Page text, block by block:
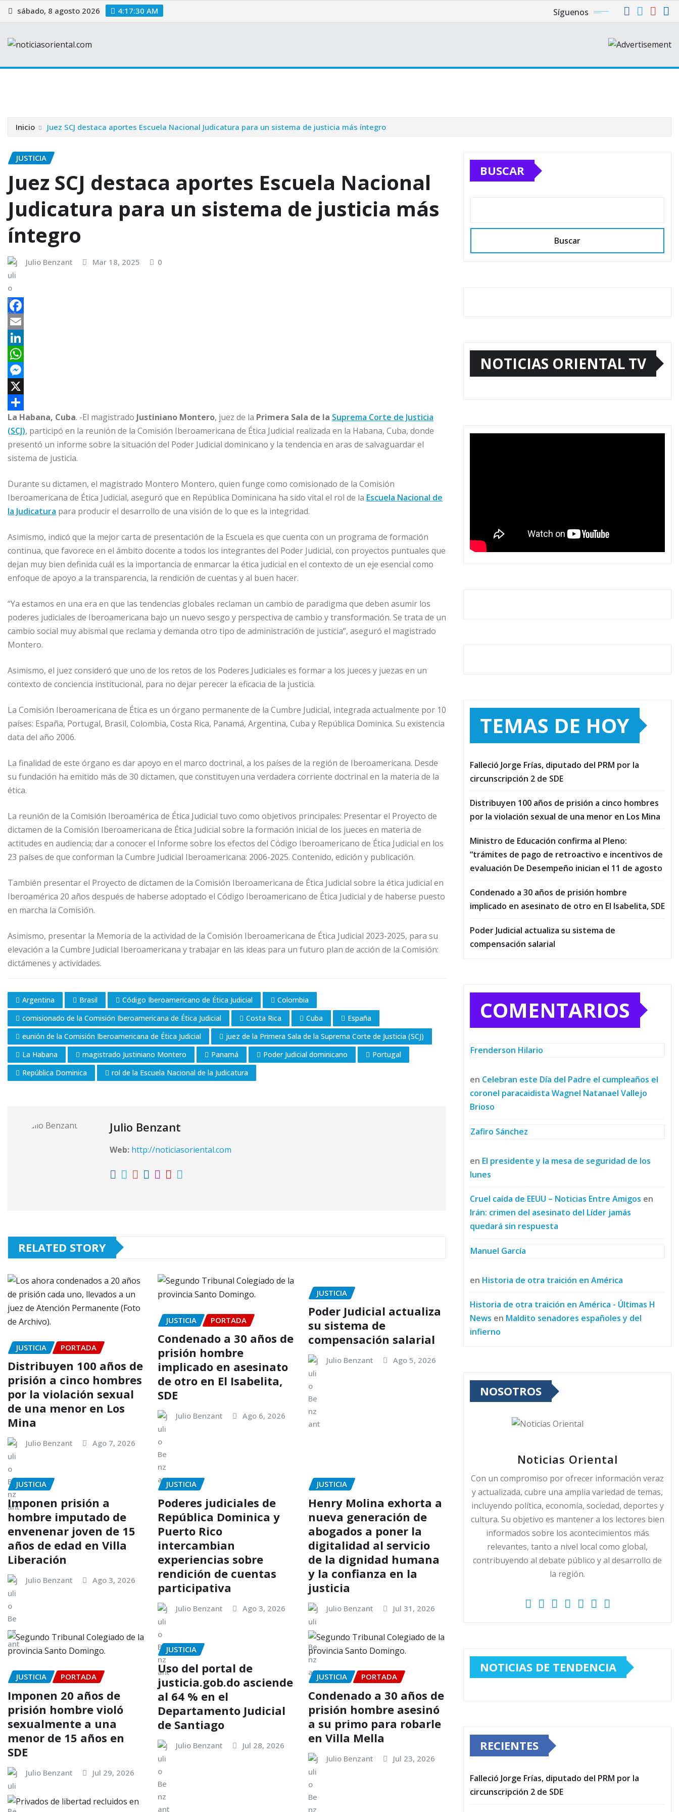
Saltar
al
sábado, 8 agosto 2026 4:17:31 AM Síguenos
Inicio Juez SCJ destaca aportes Escuela Nacional Judicatura para un sistema de justicia más íntegro
JUSTICIA
Juez SCJ destaca aportes Escuela Nacional
Judicatura para un sistema de justicia más
íntegro
Julio Benzant Mar 18, 2025 0
F
a
c
e
b
o
o
k
E
m
a
L
n
k
e
d
I
W
h
a
t
s
A
p
M
e
s
s
e
g
e
r
X
C
o
m
a
r
t
r
La Habana, Cuba. -El magistrado Justiniano Montero, juez de la Primera Sala de la Suprema Corte de Justicia
(SCJ), participó en la reunión de la Comisión Iberoamericana de Ética Judicial realizada en la Habana, Cuba, donde
presentó un informe sobre la situación del Poder Judicial dominicano y la tendencia en aras de salvaguardar el
sistema de justicia.
Durante su dictamen, el magistrado Montero Montero, quien funge como comisionado de la Comisión
Iberoamericana de Ética Judicial, aseguró que en República Dominicana ha sido vital el rol de la Escuela Nacional de
la Judicatura para producir el desarrollo de una visión de lo que es la integridad.
Asimismo, indicó que la mejor carta de presentación de la Escuela es que cuenta con un programa de formación
continua, que favorece en el ámbito docente a todos los integrantes del Poder Judicial, con proyectos puntuales que
dejan muy bien definida cuál es la importancia de enmarcar la ética judicial en el contexto de un eje esencial como
enfoque de apoyo a la transparencia, la rendición de cuentas y al buen hacer.
“Ya estamos en una era en que las tendencias globales reclaman un cambio de paradigma que deben asumir los
poderes judiciales de Iberoamericana bajo un nuevo sesgo y perspectiva de cambio y transformación. Se trata de un
cambio social muy abismal que reclama y demanda otro tipo de administración de justicia”, aseguró el magistrado
Montero.
Asimismo, el juez consideró que uno de los retos de los Poderes Judiciales es formar a los jueces y juezas en un
contexto de conciencia institucional, para no dejar perecer la eficacia de la justicia.
La Comisión Iberoamericana de Ética es un órgano permanente de la Cumbre Judicial, integrada actualmente por 10
países: España, Portugal, Brasil, Colombia, Costa Rica, Panamá, Argentina, Cuba y República Dominica. Su existencia
data del año 2006.
La finalidad de este órgano es dar apoyo en el marco doctrinal, a los países de la región de Iberoamericana. Desde
su fundación ha emitido más de 30 dictamen, que constituyen una verdadera corriente doctrinal en la materia de la
ética.
La reunión de la Comisión Iberoamérica de Ética Judicial tuvo como objetivos principales: Presentar el Proyecto de
dictamen de la Comisión Iberoamericana de Ética Judicial sobre la formación inicial de los jueces en materia de
actitudes en audiencia; dar a conocer el Informe sobre los efectos del Código Iberoamericano de Ética Judicial en los
23 países de que conforman la Cumbre Judicial Iberoamericana: 2006-2025. Contenido, edición y publicación.
También presentar el Proyecto de dictamen de la Comisión Iberoamericana de Ética Judicial sobre la ética judicial en
Iberoamérica 20 años después de haberse adoptado el Código Iberoamericano de Ética Judicial y de haberse puesto
en marcha la Comisión.
Asimismo, presentar la Memoria de la actividad de la Comisión Iberoamericana de Ética Judicial 2023-2025, para su
elevación a la Cumbre Judicial Iberoamericana y trabajar en las ideas para un futuro plan de acción de la Comisión:
dictámenes y actividades.
Argentina Brasil Código Iberoamericano de Ética Judicial
Colombia
comisionado de la Comisión Iberoamericana de Ética Judicial
Costa Rica Cuba
España
eunión de la Comisión Iberoamericana de Ética Judicial
juez de la Primera Sala de la Suprema Corte de Justicia (SCJ)
La Habana
magistrado Justiniano Montero Panamá Poder Judicial dominicano
Portugal
República Dominica
rol de la Escuela Nacional de la Judicatura
Julio Benzant
Web: http://noticiasoriental.com
RELATED STORY
JUSTICIA PORTADA
Distribuyen 100 años de
prisión a cinco hombres
por la violación sexual
de una menor en Los
Mina
Julio Benzant Ago 7, 2026
JUSTICIA PORTADA
Condenado a 30 años de
prisión hombre
implicado en asesinato
de otro en El Isabelita,
SDE
Julio Benzant Ago 6, 2026
JUSTICIA
Poder Judicial actualiza
su sistema de
compensación salarial
Julio Benzant Ago 5, 2026
JUSTICIA
Imponen prisión a
hombre imputado de
envenenar joven de 15
años de edad en Villa
Liberación
Julio Benzant Ago 3, 2026
JUSTICIA
Poderes judiciales de
República Dominica y
Puerto Rico
intercambian
experiencias sobre
rendición de cuentas
participativa
Julio Benzant Ago 3, 2026
JUSTICIA
Henry Molina exhorta a
nueva generación de
abogados a poner la
digitalidad al servicio
de la dignidad humana
y la confianza en la
justicia
Julio Benzant Jul 31, 2026
JUSTICIA PORTADA
Imponen 20 años de
prisión hombre violó
sexualmente a una
menor de 15 años en
SDE
Julio Benzant Jul 29, 2026
JUSTICIA
Uso del portal de
justicia.gob.do asciende
al 64 % en el
Departamento Judicial
de Santiago
Julio Benzant Jul 28, 2026
JUSTICIA PORTADA
Condenado a 30 años de
prisión hombre asesinó
a su primo para robarle
en Villa Mella
Julio Benzant Jul 23, 2026
BUSCAR
Buscar
NOTICIAS ORIENTAL TV
TEMAS DE HOY
Falleció Jorge Frías, diputado del PRM por la
circunscripción 2 de SDE
Distribuyen 100 años de prisión a cinco hombres
por la violación sexual de una menor en Los Mina
Ministro de Educación confirma al Pleno:
“trámites de pago de retroactivo e incentivos de
evaluación De Desempeño inician el 11 de agosto
Condenado a 30 años de prisión hombre
implicado en asesinato de otro en El Isabelita, SDE
Poder Judicial actualiza su sistema de
compensación salarial
COMENTARIOS
Frenderson Hilario
en Celebran este Día del Padre el cumpleaños el
coronel paracaidista Wagnel Natanael Vallejo
Brioso
Zafiro Sánchez
en El presidente y la mesa de seguridad de los
lunes
Cruel caída de EEUU – Noticias Entre Amigos en
Irán: crimen del asesinato del Líder jamás
quedará sin respuesta
Manuel García
en Historia de otra traición en América
Historia de otra traición en América - Últimas H
News en Maldito senadores españoles y del
infierno
NOSOTROS
Noticias Oriental
Con un compromiso por ofrecer información veraz
y actualizada, cubre una amplia variedad de temas,
incluyendo política, economía, sociedad, deportes y
cultura. Su objetivo es mantener a los lectores bien
informados sobre los acontecimientos más
relevantes, tanto a nivel local como global,
contribuyendo al debate público y al desarrollo de
la región.
NOTICIAS DE TENDENCIA
RECIENTES
Falleció Jorge Frías, diputado del PRM por la
circunscripción 2 de SDE